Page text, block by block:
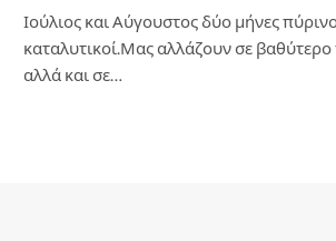
Ιούλιος και Αύγουστος δύο μήνες
καταλυτικοί.Μας αλλάζουν σε
αλλά και σε…